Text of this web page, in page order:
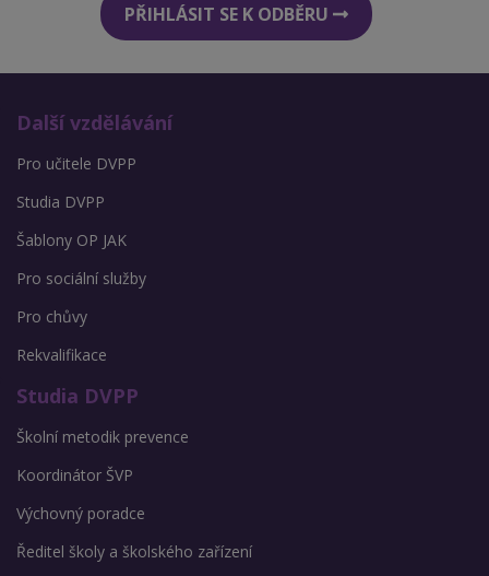
PŘIHLÁSIT SE K ODBĚRU
Další vzdělávání
Pro učitele DVPP
Studia DVPP
Šablony OP JAK
Pro sociální služby
Pro chůvy
Rekvalifikace
Studia DVPP
Školní metodik prevence
Koordinátor ŠVP
Výchovný poradce
Ředitel školy a školského zařízení